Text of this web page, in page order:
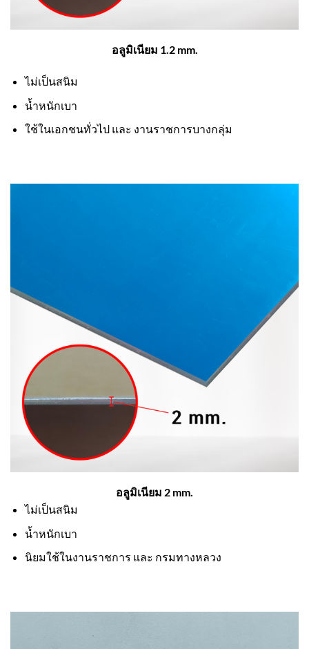
อลูมิเนียม 1.2 mm.
ไม่เป็นสนิม
น้ำหนักเบา
ใช้ในเอกชนทั่วไป และ งานราชการบางกลุ่ม
อลูมิเนียม 2 mm.
ไม่เป็นสนิม
น้ำหนักเบา
นิยมใช้ในงานราชการ และ กรมทางหลวง